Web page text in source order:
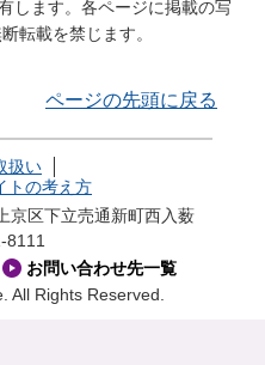
します。各ページに掲載の写
転載を禁じます。
ページの先頭に戻る
扱い
トの考え方
区下立売通新町西入薮
8111
お問い合わせ先一覧
All Rights Reserved.